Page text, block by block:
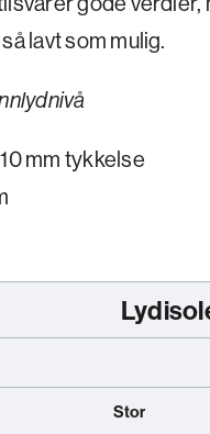
lavt som mulig.
mm tykkelse
Stor